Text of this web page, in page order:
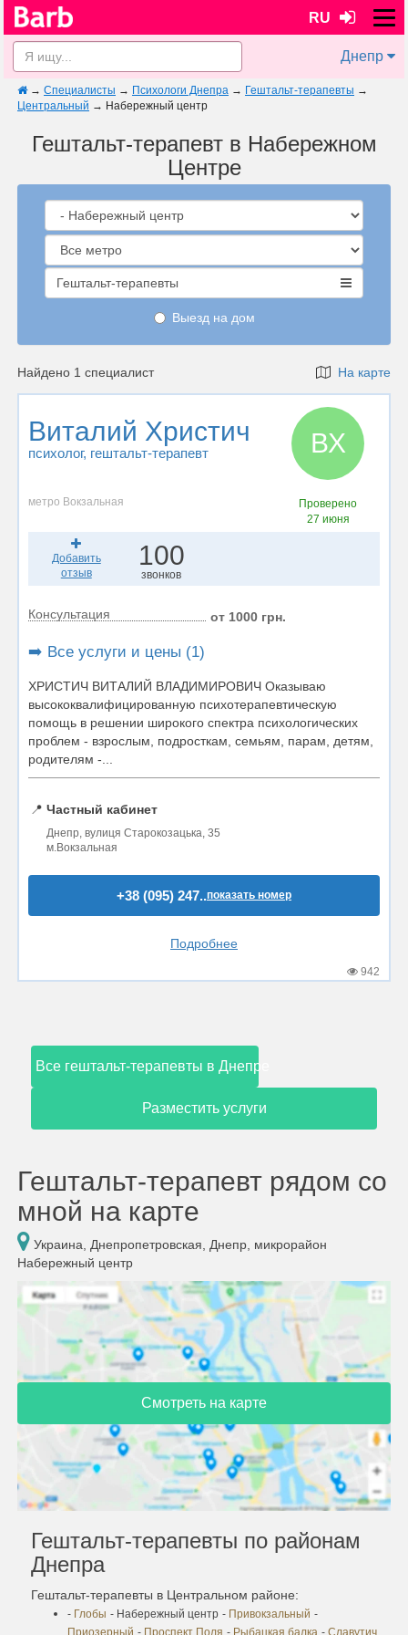
RU
Днепр
→ Специалисты → Психологи Днепра → Гештальт-терапевты →
Центральный → Набережный центр
Гештальт-терапевт в Набережном
Центре
Гештальт-терапевты
Выезд на дом
Найдено 1 специалист На карте
Виталий Христич
психолог, гештальт-терапевт ВХ
метро Вокзальная
Проверено
27 июня
Добавить
отзыв
100
звонков
Консультация от 1000 грн.
➡️ Все услуги и цены (1)
ХРИСТИЧ ВИТАЛИЙ ВЛАДИМИРОВИЧ Оказываю
высококвалифицированную психотерапевтическую
помощь в решении широкого спектра психологических
проблем - взрослым, подросткам, семьям, парам, детям,
родителям -...
📍 Частный кабинет
Днепр, вулиця Старокозацька, 35
м.Вокзальная
+38 (095) 247..показать номер
Подробнее
942
Все гештальт-терапевты в Днепре
Разместить услуги
Гештальт-терапевт рядом со
мной на карте
Украина, Днепропетровская, Днепр, микрорайон
Набережный центр
Смотреть на карте
Гештальт-терапевты по районам
Днепра
Гештальт-терапевты в Центральном районе:
- Глобы - Набережный центр - Привокзальный -
Приозерный - Проспект Поля - Рыбацкая балка - Славутич